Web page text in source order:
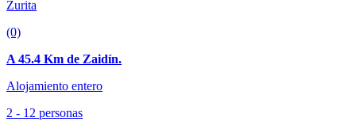
Zurita
(0)
A 45.4 Km de Zaidín.
Alojamiento entero
2 - 12 personas